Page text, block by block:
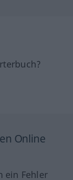
Online
ein Fehler